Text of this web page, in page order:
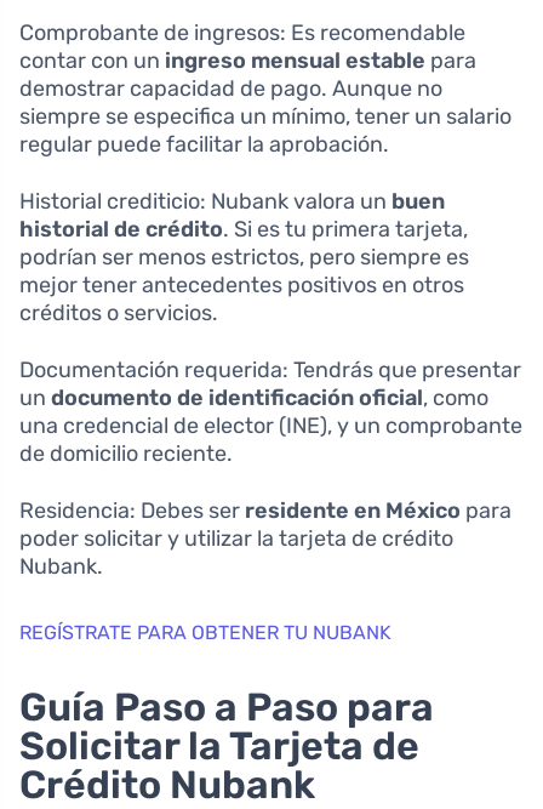
Comprobante de ingresos: Es recomendable
contar con un ingreso mensual estable para
demostrar capacidad de pago. Aunque no
siempre se especifica un mínimo, tener un salario
regular puede facilitar la aprobación.
Historial crediticio: Nubank valora un buen
historial de crédito. Si es tu primera tarjeta,
podrían ser menos estrictos, pero siempre es
mejor tener antecedentes positivos en otros
créditos o servicios.
Documentación requerida: Tendrás que presentar
un documento de identificación oficial, como
una credencial de elector (INE), y un comprobante
de domicilio reciente.
Residencia: Debes ser residente en México para
poder solicitar y utilizar la tarjeta de crédito
Nubank.
REGÍSTRATE PARA OBTENER TU NUBANK
Guía Paso a Paso para
Solicitar la Tarjeta de
Crédito Nubank